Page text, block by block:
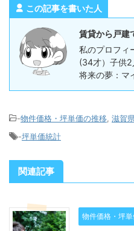
この記事を書いた人
賃貸から戸建
私のプロフ
(34才）子供
将来の夢：マ
-物件価格・坪単価の推移 滋賀県
-坪単価統計
関連記事
物件価格・坪